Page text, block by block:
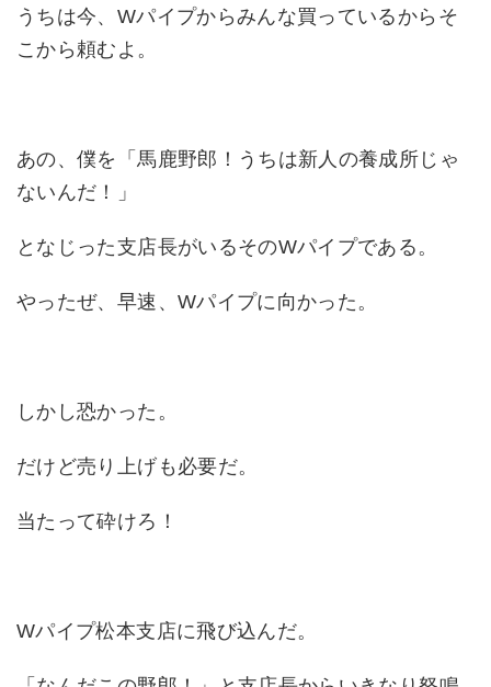
うちは今、Wパイプからみんな買っているからそ
こから頼むよ。
あの、僕を「馬鹿野郎！うちは新人の養成所じゃ
ないんだ！」
となじった支店長がいるそのWパイプである。
やったぜ、早速、Wパイプに向かった。
しかし恐かった。
だけど売り上げも必要だ。
当たって砕けろ！
Wパイプ松本支店に飛び込んだ。